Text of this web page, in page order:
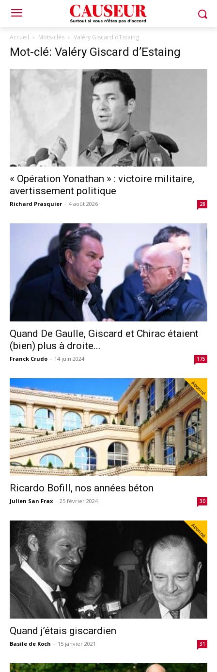
Accueil Mots-clés Valéry Giscard d’Estaing
Mot-clé: Valéry Giscard d’Estaing
« Opération Yonathan » : victoire militaire,
avertissement politique
Richard Prasquier - 4 août 2026 28
Quand De Gaulle, Giscard et Chirac étaient
(bien) plus à droite...
Franck Crudo - 14 juin 2024 175
Abonné
Ricardo Bofill, nos années béton
Julien San Frax - 25 février 2024 30
Abonné
Quand j’étais giscardien
Basile de Koch - 15 janvier 2021 31